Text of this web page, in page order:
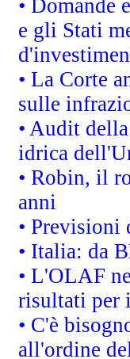
• Domande
e gli Stati
• La Corte
sulle
• Audit
idrica
• Robin, il
anni
• Previsioni
• Italia: da
• L'OLAF
risultati per
• C'è
all'ordine